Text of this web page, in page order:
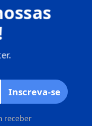
receber
Inscreva-se